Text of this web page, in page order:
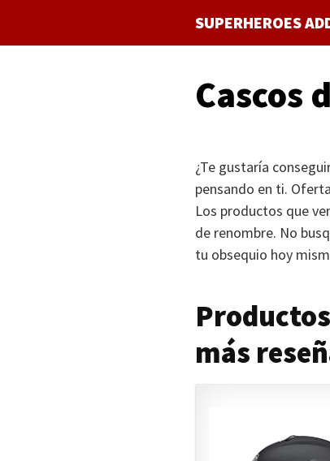
contenido
SUPERHEROES
Cascos
¿Te gustaría
pensando en ti.
Los productos que
de renombre. No
tu obsequio hoy
más